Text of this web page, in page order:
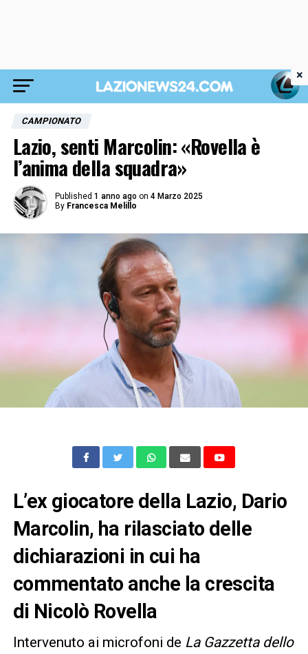
CAMPIONATO
Lazio, senti Marcolin: «Rovella è
l’anima della squadra»
Published 1 anno ago on 4 Marzo 2025
By Francesca Melillo
L’ex giocatore della Lazio, Dario
Marcolin, ha rilasciato delle
dichiarazioni in cui ha
commentato anche la crescita
di Nicolò Rovella
Intervenuto ai microfoni de La Gazzetta dello
×